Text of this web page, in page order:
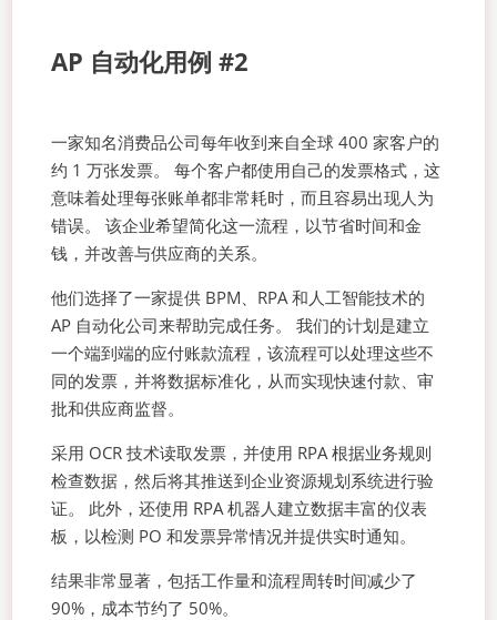
AP 自动化用例 #2
一家知名消费品公司每年收到来自全球 400 家客户的
约 1 万张发票。 每个客户都使用自己的发票格式，这
意味着处理每张账单都非常耗时，而且容易出现人为
错误。 该企业希望简化这一流程，以节省时间和金
钱，并改善与供应商的关系。
他们选择了一家提供 BPM、RPA 和人工智能技术的
AP 自动化公司来帮助完成任务。 我们的计划是建立
一个端到端的应付账款流程，该流程可以处理这些不
同的发票，并将数据标准化，从而实现快速付款、审
批和供应商监督。
采用 OCR 技术读取发票，并使用 RPA 根据业务规则
检查数据，然后将其推送到企业资源规划系统进行验
证。 此外，还使用 RPA 机器人建立数据丰富的仪表
板，以检测 PO 和发票异常情况并提供实时通知。
结果非常显著，包括工作量和流程周转时间减少了
90%，成本节约了 50%。